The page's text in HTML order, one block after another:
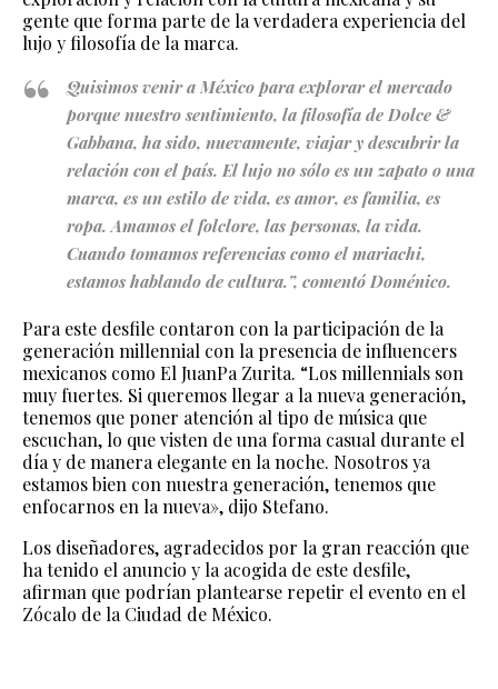
gente que forma parte de la verdadera experiencia del
lujo y filosofía de la marca.
Quisimos venir a México para explorar el mercado
porque nuestro sentimiento, la filosofía de Dolce &
Gabbana, ha sido, nuevamente, viajar y descubrir la
relación con el país. El lujo no sólo es un zapato o una
marca, es un estilo de vida, es amor, es familia, es
ropa. Amamos el folclore, las personas, la vida.
Cuando tomamos referencias como el mariachi,
estamos hablando de cultura.”, comentó Doménico.
Para este desfile contaron con la participación de la
generación millennial con la presencia de influencers
mexicanos como El JuanPa Zurita. “Los millennials son
muy fuertes. Si queremos llegar a la nueva generación,
tenemos que poner atención al tipo de música que
escuchan, lo que visten de una forma casual durante el
día y de manera elegante en la noche. Nosotros ya
estamos bien con nuestra generación, tenemos que
enfocarnos en la nueva», dijo Stefano.
Los diseñadores, agradecidos por la gran reacción que
ha tenido el anuncio y la acogida de este desfile,
afirman que podrían plantearse repetir el evento en el
Zócalo de la Ciudad de México.